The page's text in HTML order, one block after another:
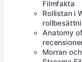
Filmfakta
Rollistan i
Anatomy
Morran